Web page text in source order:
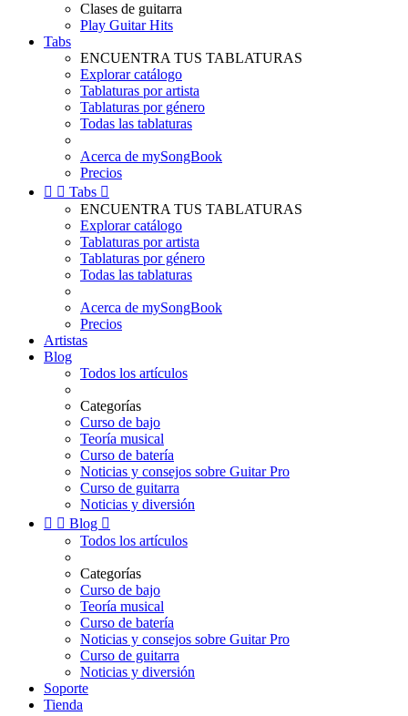
Clases de guitarra
Play Guitar Hits
Tabs
ENCUENTRA TUS TABLATURAS
Explorar catálogo
Tablaturas por artista
Tablaturas por género
Todas las tablaturas
Acerca de mySongBook
Precios
  Tabs 
ENCUENTRA TUS TABLATURAS
Explorar catálogo
Tablaturas por artista
Tablaturas por género
Todas las tablaturas
Acerca de mySongBook
Precios
Artistas
Blog
Todos los artículos
Categorías
Curso de bajo
Teoría musical
Curso de batería
Noticias y consejos sobre Guitar Pro
Curso de guitarra
Noticias y diversión
  Blog 
Todos los artículos
Categorías
Curso de bajo
Teoría musical
Curso de batería
Noticias y consejos sobre Guitar Pro
Curso de guitarra
Noticias y diversión
Soporte
Tienda